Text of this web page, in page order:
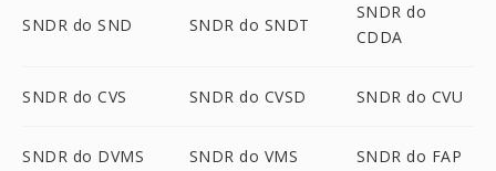
SNDR do SND SNDR do SNDT
SNDR do
CDDA
SNDR do CVS SNDR do CVSD SNDR do CVU
SNDR do DVMS SNDR do VMS SNDR do FAP